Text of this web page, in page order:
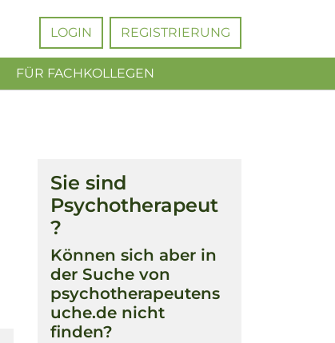
LOGIN REGISTRIERUNG
FÜR FACHKOLLEGEN
Sie sind
Psychotherapeut
?
Können sich aber in
der Suche von
psychotherapeutens
uche.de nicht
finden?